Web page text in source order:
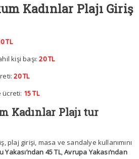
Kadınlar Plajı Giriş
TL
kişi başı: 20 TL
20 TL
ücreti: 15 TL
Kadınlar Plajı tur
plaj girişi, masa ve sandalye kullanımını
Yakası’ndan 45 TL,Avrupa Yakası’ndan